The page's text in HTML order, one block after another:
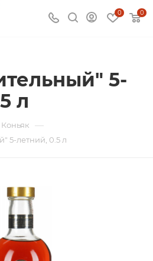
0 0
5-
л
Коньяк —
5-летний, 0.5 л